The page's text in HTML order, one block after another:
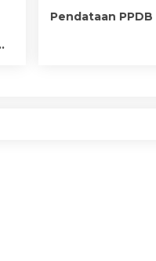
Pendataan PPDB